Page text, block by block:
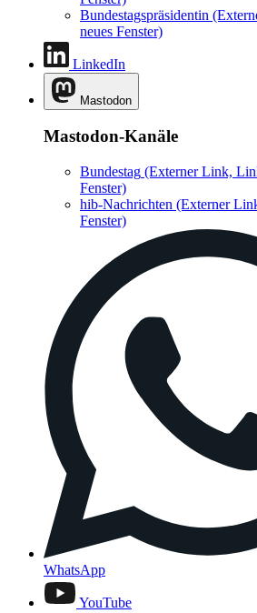
Bundestagspräsidentin
neues Fenster)
LinkedIn
Mastodon
Mastodon-Kanäle
Bundestag (Externer Link,
Fenster)
hib-Nachrichten (Externer
Fenster)
WhatsApp
YouTube